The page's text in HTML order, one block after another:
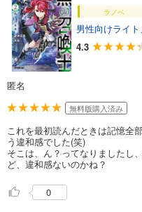
ラノベ
男性向けライ
4.3
匿名
無料版購入済み
これを最初読んだときは記憶全
う違和感でした(笑)
そこは、ん？ってなりましたし
ど、違和感ないのかね？
0